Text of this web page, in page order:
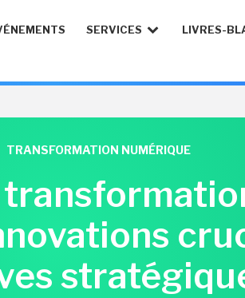
SERVICES LIVRES-
TRANSFORMATION NUMÉRIQUE